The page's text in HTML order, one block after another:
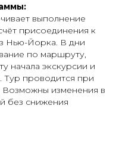
выполнение
присоединения к
Нью-Йорка. В дни
по маршруту,
начала экскурсии и
Тур проводится при
Возможны изменения в
без снижения